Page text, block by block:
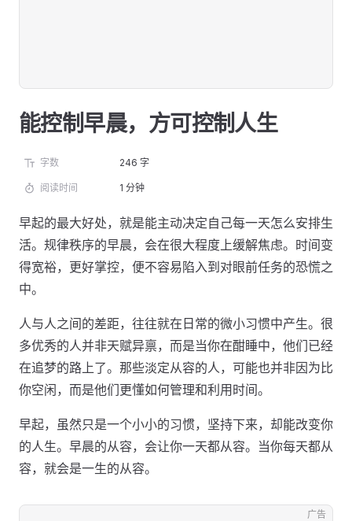
能控制早晨，方可控制人生
字数 246 字
阅读时间 1 分钟
早起的最大好处，就是能主动决定自己每一天怎么安排生
活。规律秩序的早晨，会在很大程度上缓解焦虑。时间变
得宽裕，更好掌控，便不容易陷入到对眼前任务的恐慌之
中。
人与人之间的差距，往往就在日常的微小习惯中产生。很
多优秀的人并非天赋异禀，而是当你在酣睡中，他们已经
在追梦的路上了。那些淡定从容的人，可能也并非因为比
你空闲，而是他们更懂如何管理和利用时间。
早起，虽然只是一个小小的习惯，坚持下来，却能改变你
的人生。早晨的从容，会让你一天都从容。当你每天都从
容，就会是一生的从容。
广告